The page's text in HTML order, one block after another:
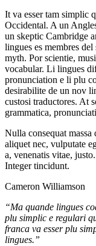
It va esser tam simplic
Occidental. A un
un skeptic Cambridge
lingues es membres
myth. Por scientie,
vocabular. Li lingues
pronunciation e li plu
desirabilite de un nov
custosi traductores. At
grammatica,
Nulla consequat
aliquet nec, vulputate
a, venenatis vitae,
Integer tincidunt.
Cameron Williamson
“Ma quande lingues
plu simplic e regulari
franca va esser plu
lingues.”